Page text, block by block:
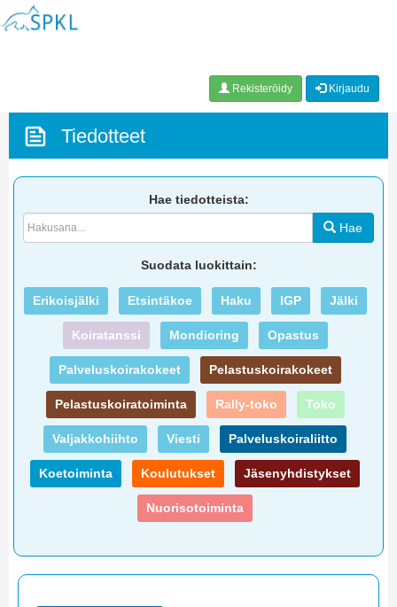
Rekisteröidy Kirjaudu
Tiedotteet
Hae tiedotteista:
Hae
Suodata luokittain:
Erikoisjälki Etsintäkoe Haku IGP Jälki
Koiratanssi Mondioring Opastus
Palveluskoirakokeet Pelastuskoirakokeet
Pelastuskoiratoiminta Rally-toko Toko
Valjakkohiihto Viesti Palveluskoiraliitto
Koetoiminta Koulutukset Jäsenyhdistykset
Nuorisotoiminta